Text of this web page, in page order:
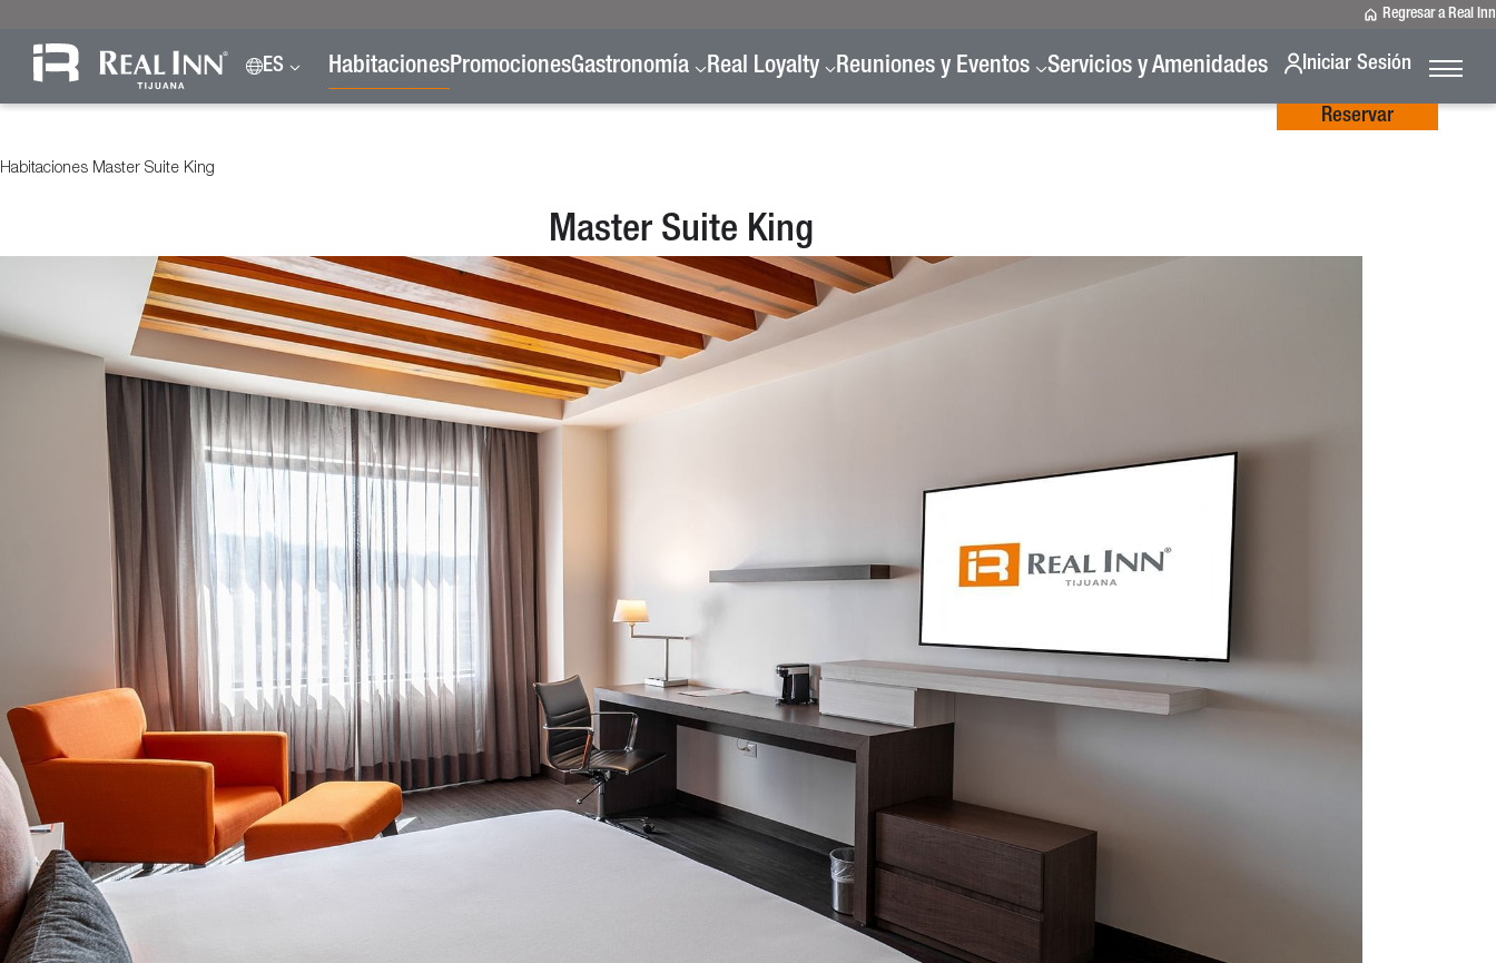
Regresar a Real Inn
ES HabitacionesPromocionesGastronomía Real Loyalty Reuniones y Eventos Servicios y Amenidades Iniciar Sesión
Reservar
Habitaciones Master Suite King
Master Suite King